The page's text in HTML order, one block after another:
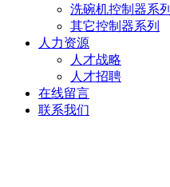
洗碗机控制器系列
其它控制器系列
人力资源
人才战略
人才招聘
在线留言
联系我们